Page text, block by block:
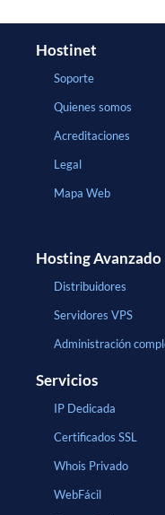
Hostinet
Soporte
Quienes somos
Acreditaciones
Legal
Mapa Web
Hosting Avanzado
Distribuidores
Servidores VPS
Administración
Servicios
IP Dedicada
Certificados SSL
Whois Privado
WebFácil